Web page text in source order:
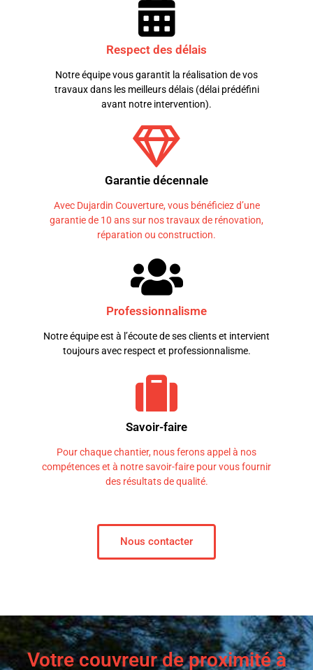
Respect des délais
Notre équipe vous garantit la réalisation de vos
travaux dans les meilleurs délais (délai prédéfini
avant notre intervention).
Garantie décennale
Avec Dujardin Couverture, vous bénéficiez d’une
garantie de 10 ans sur nos travaux de rénovation,
réparation ou construction.
Professionnalisme
Notre équipe est à l’écoute de ses clients et intervient
toujours avec respect et professionnalisme.
Savoir-faire
Pour chaque chantier, nous ferons appel à nos
compétences et à notre savoir-faire pour vous fournir
des résultats de qualité.
Nous contacter
Votre couvreur de proximité à